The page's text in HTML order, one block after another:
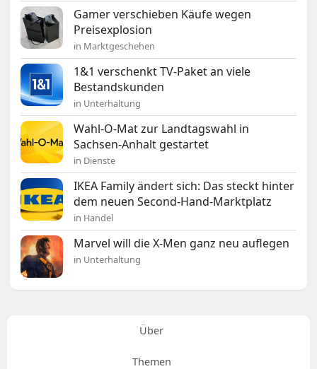
Gamer verschieben Käufe wegen
Preisexplosion
in Marktgeschehen
1&1 verschenkt TV-Paket an viele
Bestandskunden
in Unterhaltung
Wahl-O-Mat zur Landtagswahl in
Sachsen-Anhalt gestartet
in Dienste
IKEA Family ändert sich: Das steckt hinter
dem neuen Second-Hand-Marktplatz
in Handel
Marvel will die X-Men ganz neu auflegen
in Unterhaltung
Über
Themen